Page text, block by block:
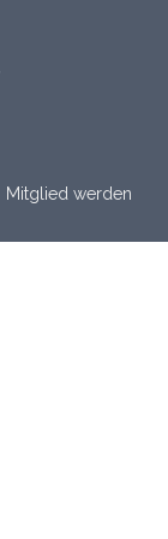
Mitglied werden